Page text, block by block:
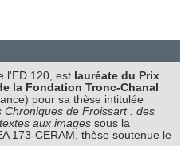
l'ED 120, est lauréate du Prix
la Fondation Tronc-Chanal
pour sa thèse intitulée
de Froissart : des
aux images sous la
173-CERAM, thèse soutenue le